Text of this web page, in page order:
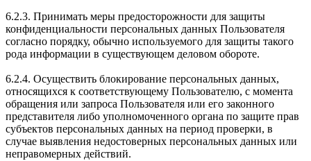
6.2.3. Принимать меры предосторожности для защиты
конфиденциальности персональных данных Пользователя
согласно порядку, обычно используемого для защиты такого
рода информации в существующем деловом обороте.
6.2.4. Осуществить блокирование персональных данных,
относящихся к соответствующему Пользователю, с момента
обращения или запроса Пользователя или его законного
представителя либо уполномоченного органа по защите прав
субъектов персональных данных на период проверки, в
случае выявления недостоверных персональных данных или
неправомерных действий.